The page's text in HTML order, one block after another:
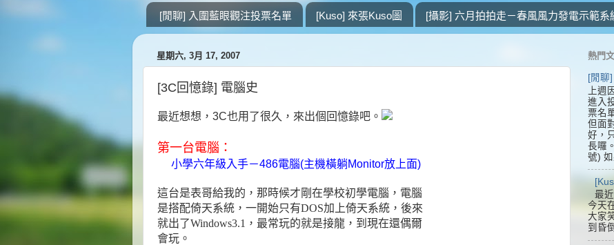
[閒聊] 入圍藍眼觀注投票名單 [Kuso] 來張Kuso圖 [攝影] 六月拍拍走－春風風力發電示範系
星期六, 3月 17, 2007
[3C回憶錄] 電腦史
最近想想，3C也用了很久，來出個回憶錄吧。
第一台電腦：
小學六年級入手－486電腦(主機橫躺Monitor放上面)
這台是表哥給我的，那時候才剛在學校初學電腦，電腦
是搭配倚天系統，一開始只有DOS加上倚天系統，後來
就出了Windows3.1，最常玩的就是接龍，到現在還偶爾
會玩。
熱門
[閒聊
上週
進入
票名
但面
好，
長囉
號)
最
今天
大家
到昏